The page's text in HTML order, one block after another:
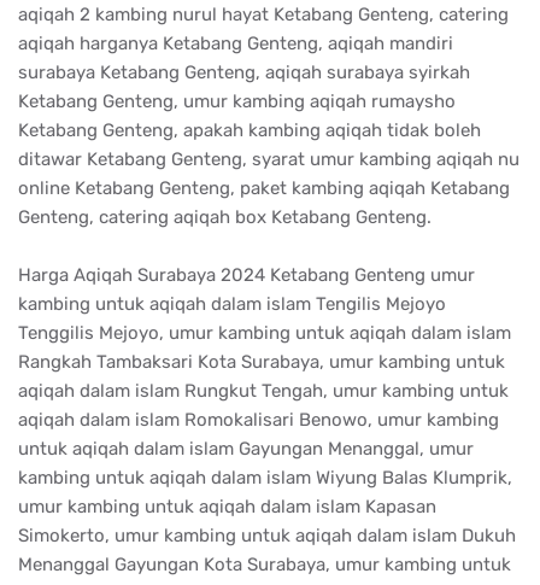
aqiqah 2 kambing nurul hayat Ketabang Genteng, catering
aqiqah harganya Ketabang Genteng, aqiqah mandiri
surabaya Ketabang Genteng, aqiqah surabaya syirkah
Ketabang Genteng, umur kambing aqiqah rumaysho
Ketabang Genteng, apakah kambing aqiqah tidak boleh
ditawar Ketabang Genteng, syarat umur kambing aqiqah nu
online Ketabang Genteng, paket kambing aqiqah Ketabang
Genteng, catering aqiqah box Ketabang Genteng.
Harga Aqiqah Surabaya 2024 Ketabang Genteng umur
kambing untuk aqiqah dalam islam Tengilis Mejoyo
Tenggilis Mejoyo, umur kambing untuk aqiqah dalam islam
Rangkah Tambaksari Kota Surabaya, umur kambing untuk
aqiqah dalam islam Rungkut Tengah, umur kambing untuk
aqiqah dalam islam Romokalisari Benowo, umur kambing
untuk aqiqah dalam islam Gayungan Menanggal, umur
kambing untuk aqiqah dalam islam Wiyung Balas Klumprik,
umur kambing untuk aqiqah dalam islam Kapasan
Simokerto, umur kambing untuk aqiqah dalam islam Dukuh
Menanggal Gayungan Kota Surabaya, umur kambing untuk